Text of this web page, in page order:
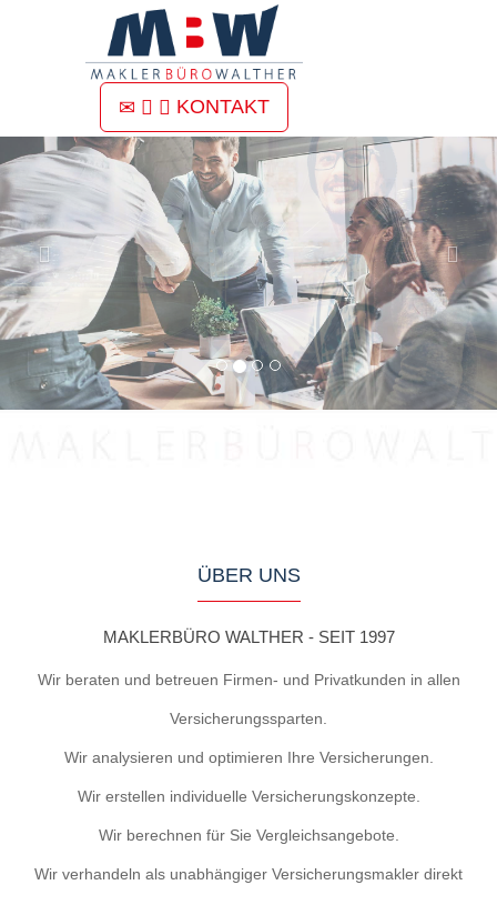
Previous
KONTAKT
ÜBER UNS
MAKLERBÜRO WALTHER - SEIT 1997
Wir beraten und betreuen Firmen- und Privatkunden in allen
Versicherungssparten.
Wir analysieren und optimieren Ihre Versicherungen.
Wir erstellen individuelle Versicherungskonzepte.
Wir berechnen für Sie Vergleichsangebote.
Wir verhandeln als unabhängiger Versicherungsmakler direkt